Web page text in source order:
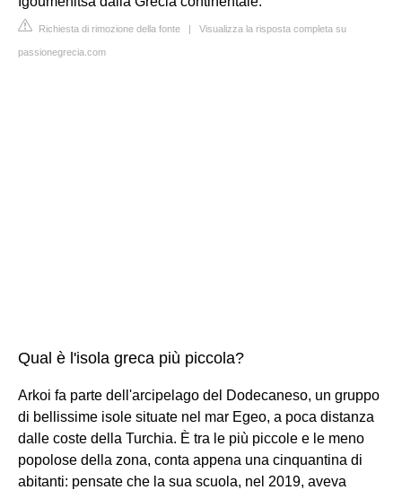
Richiesta di rimozione della fonte | Visualizza la risposta completa su
passionegrecia.com
Qual è l'isola greca più piccola?
Arkoi fa parte dell'arcipelago del Dodecaneso, un gruppo
di bellissime isole situate nel mar Egeo, a poca distanza
dalle coste della Turchia. È tra le più piccole e le meno
popolose della zona, conta appena una cinquantina di
abitanti: pensate che la sua scuola, nel 2019, aveva